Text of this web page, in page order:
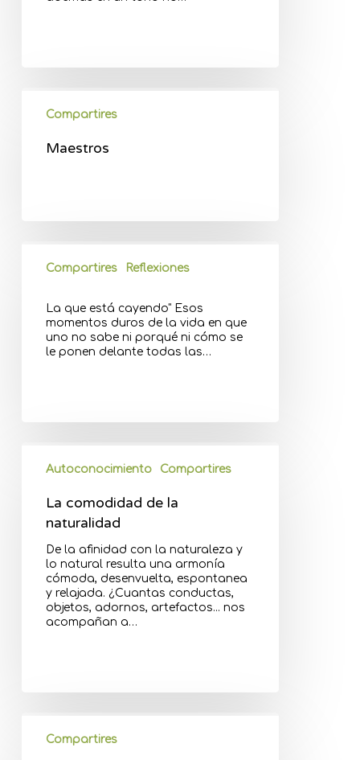
Compartires
Maestros
Compartires Reflexiones
La que está cayendo" Esos
momentos duros de la vida en que
uno no sabe ni porqué ni cómo se
le ponen delante todas las…
Autoconocimiento Compartires
La comodidad de la
naturalidad
De la afinidad con la naturaleza y
lo natural resulta una armonía
cómoda, desenvuelta, espontanea
y relajada. ¿Cuantas conductas,
objetos, adornos, artefactos... nos
acompañan a…
Compartires